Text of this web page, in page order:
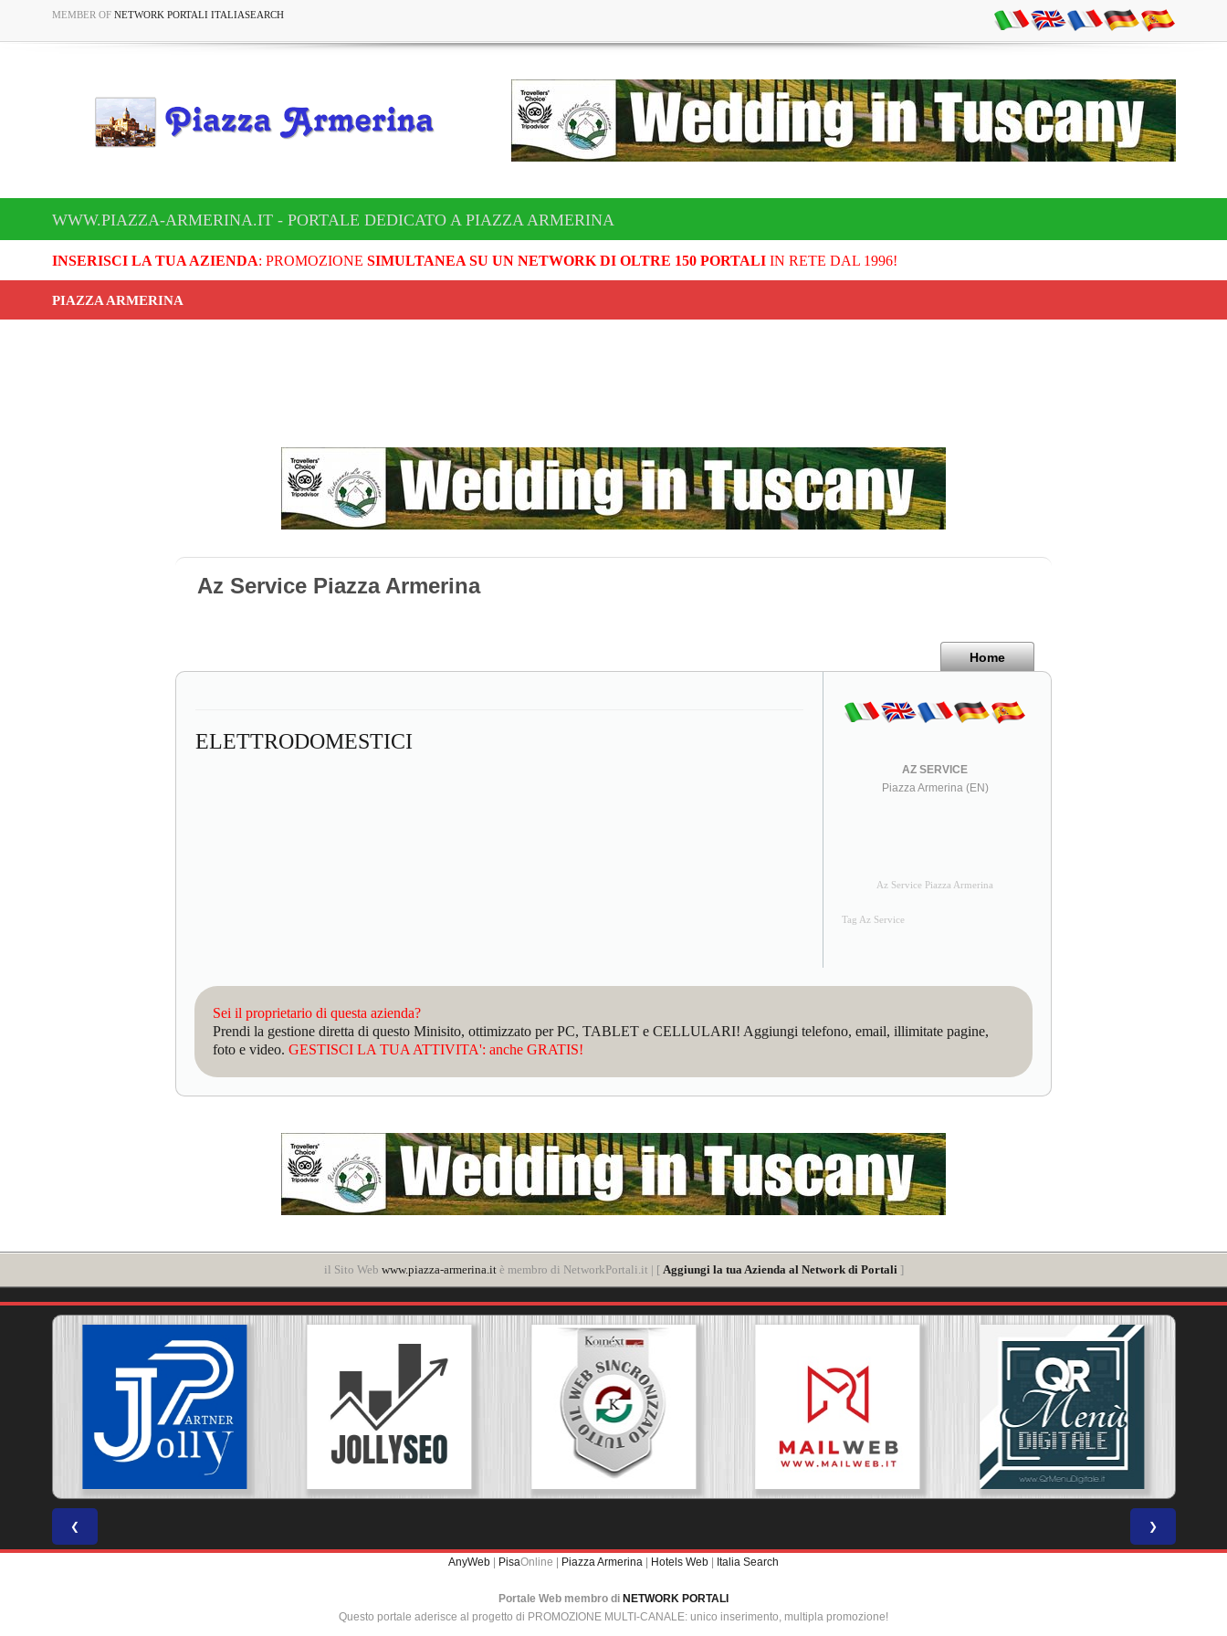
MEMBER OF NETWORK PORTALI ITALIASEARCH
WWW.PIAZZA-ARMERINA.IT - PORTALE DEDICATO A PIAZZA ARMERINA
INSERISCI LA TUA AZIENDA: PROMOZIONE SIMULTANEA SU UN NETWORK DI OLTRE 150 PORTALIIN RETE DAL 1996!
PIAZZA ARMERINA
Az Service Piazza Armerina
Home
ELETTRODOMESTICI
AZ SERVICE
Piazza Armerina (EN)
Az Service Piazza Armerina
Tag Az Service
Sei il proprietario di questa azienda?
Prendi la gestione diretta di questo Minisito, ottimizzato per PC, TABLET e CELLULARI! Aggiungi telefono, email, illimitate pagine,
foto e video. GESTISCI LA TUA ATTIVITA': anche GRATIS!
il Sito Web www.piazza-armerina.itè membro di NetworkPortali.it | [ Aggiungi la tua Azienda al Network di Portali ]
❮ ❯
AnyWeb | PisaOnline | Piazza Armerina | Hotels Web | Italia Search
Portale Web membro di NETWORK PORTALI
Questo portale aderisce al progetto di PROMOZIONE MULTI-CANALE: unico inserimento, multipla promozione!